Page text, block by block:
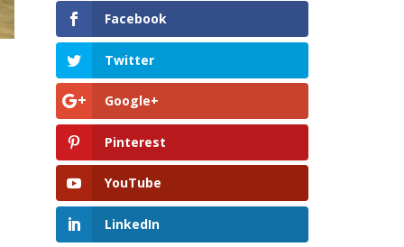
Facebook
Twitter
Google+
Pinterest
YouTube
LinkedIn